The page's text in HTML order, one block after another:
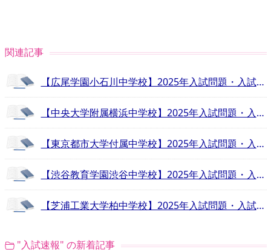
関連記事
【広尾学園小石川中学校】2025年入試問題・入試結果速報！
【中央大学附属横浜中学校】2025年入試問題・入試結果速報！
【東京都市大学付属中学校】2025年入試問題・入試結果速報！
【渋谷教育学園渋谷中学校】2025年入試問題・入試結果速報！
【芝浦工業大学柏中学校】2025年入試問題・入試結果速報！
"入試速報" の新着記事